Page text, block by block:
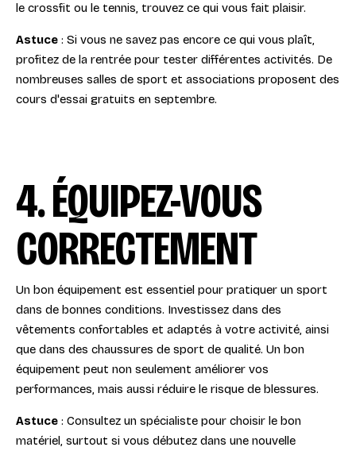
le crossfit ou le tennis, trouvez ce qui vous fait plaisir.
Astuce : Si vous ne savez pas encore ce qui vous plaît,
profitez de la rentrée pour tester différentes activités. De
nombreuses salles de sport et associations proposent des
cours d'essai gratuits en septembre.
4. ÉQUIPEZ-VOUS
CORRECTEMENT
Un bon équipement est essentiel pour pratiquer un sport
dans de bonnes conditions. Investissez dans des
vêtements confortables et adaptés à votre activité, ainsi
que dans des chaussures de sport de qualité. Un bon
équipement peut non seulement améliorer vos
performances, mais aussi réduire le risque de blessures.
Astuce : Consultez un spécialiste pour choisir le bon
matériel, surtout si vous débutez dans une nouvelle